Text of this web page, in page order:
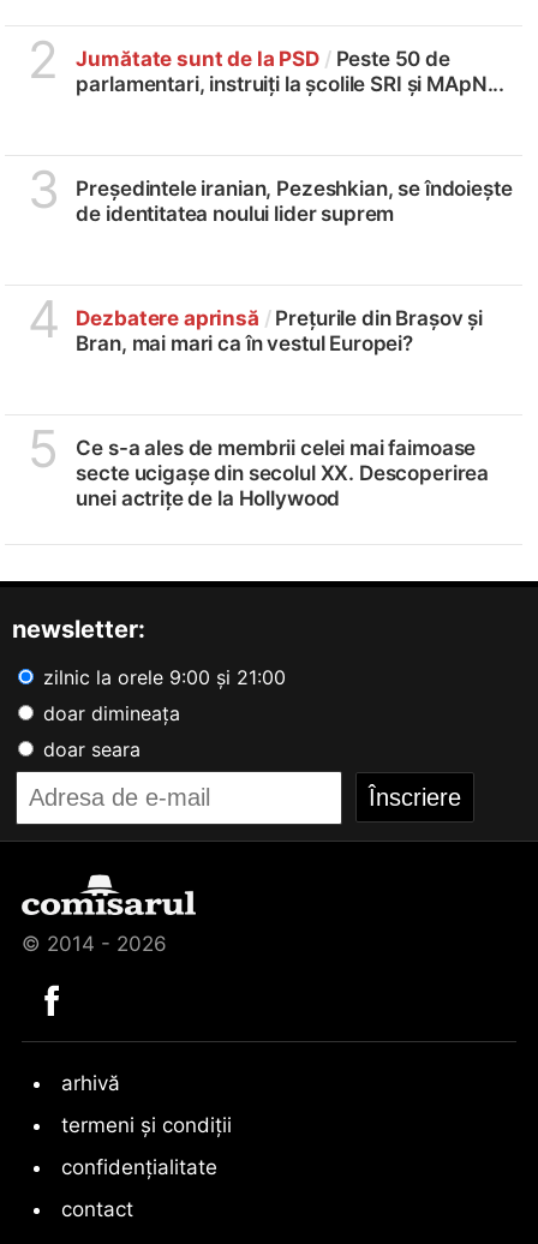
2 Jumătate sunt de la PSD / Peste 50 de
parlamentari, instruiți la școlile SRI și MApN...
3
Președintele iranian, Pezeshkian, se îndoiește
de identitatea noului lider suprem
4 Dezbatere aprinsă /Prețurile din Brașov și
Bran, mai mari ca în vestul Europei?
5
Ce s-a ales de membrii celei mai faimoase
secte ucigașe din secolul XX. Descoperirea
unei actrițe de la Hollywood
newsletter:
zilnic la orele 9:00 și 21:00
doar dimineața
doar seara
© 2014 - 2026
arhivă
termeni și condiții
confidențialitate
contact